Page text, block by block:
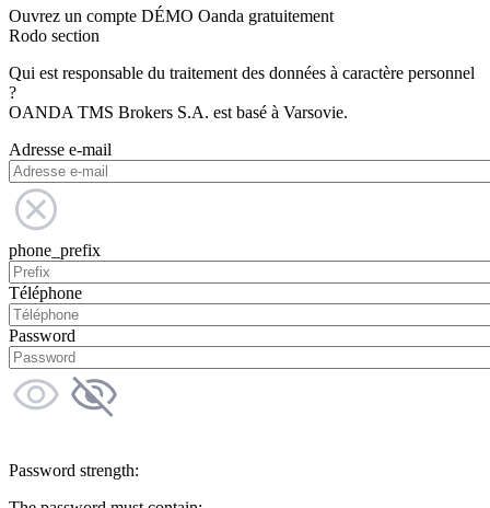
Ouvrez un compte DÉMO Oanda gratuitement
Rodo section
Qui est responsable du traitement des données à caractère personnel
?
OANDA TMS Brokers S.A. est basé à Varsovie.
Adresse e-mail
phone_prefix
Téléphone
Password
Password strength: